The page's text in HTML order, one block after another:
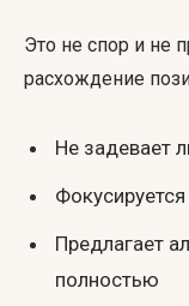
Это не спор и не
расхождение
Не задевает
Предлагает
полностью